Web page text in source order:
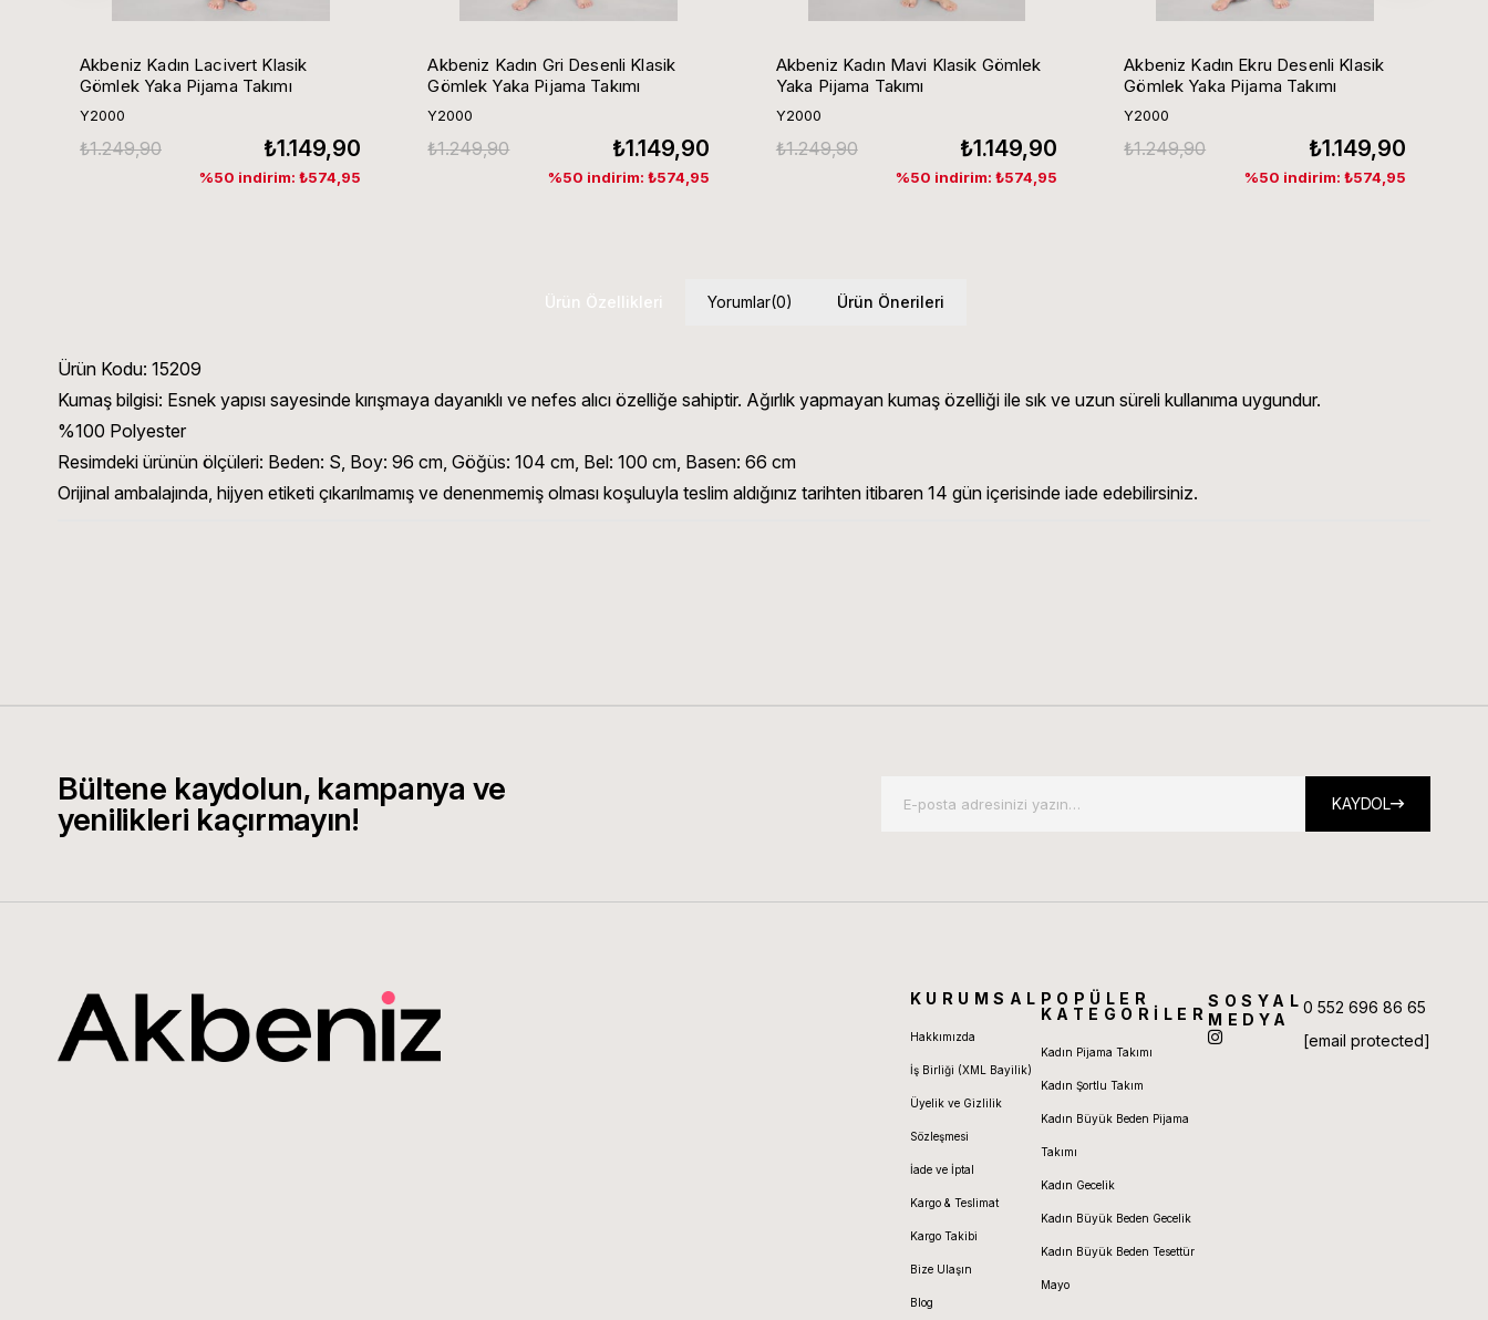
Akbeniz Kadın Lacivert Klasik
Gömlek Yaka Pijama Takımı
Y2000
₺1.149,90
₺1.249,90
%50 indirim: ₺574,95
Akbeniz Kadın Gri Desenli Klasik
Gömlek Yaka Pijama Takımı
Y2000
₺1.149,90
₺1.249,90
%50 indirim: ₺574,95
Akbeniz Kadın Mavi Klasik Gömlek
Yaka Pijama Takımı
Y2000
₺1.149,90
₺1.249,90
%50 indirim: ₺574,95
Akbeniz Kadın Ekru Desenli Klasik
Gömlek Yaka Pijama Takımı
Y2000
₺1.149,90
₺1.249,90
%50 indirim: ₺574,95
Ürün Özellikleri Yorumlar(0) Ürün Önerileri
Ürün Kodu: 15209
Kumaş bilgisi: Esnek yapısı sayesinde kırışmaya dayanıklı ve nefes alıcı özelliğe sahiptir. Ağırlık yapmayan kumaş özelliği ile sık ve uzun süreli kullanıma uygundur.
%100 Polyester
Resimdeki ürünün ölçüleri: Beden: S, Boy: 96 cm, Göğüs: 104 cm, Bel: 100 cm, Basen: 66 cm
Orijinal ambalajında, hijyen etiketi çıkarılmamış ve denenmemiş olması koşuluyla teslim aldığınız tarihten itibaren 14 gün içerisinde iade edebilirsiniz.
Bültene kaydolun, kampanya ve
yenilikleri kaçırmayın!
KAYDOL
KURUMSAL
Hakkımızda
İş Birliği (XML Bayilik)
Üyelik ve Gizlilik
Sözleşmesi
İade ve İptal
Kargo & Teslimat
Kargo Takibi
Bize Ulaşın
Blog
POPÜLER
KATEGORİLER
Kadın Pijama Takımı
Kadın Şortlu Takım
Kadın Büyük Beden Pijama
Takımı
Kadın Gecelik
Kadın Büyük Beden Gecelik
Kadın Büyük Beden Tesettür
Mayo
SOSYAL
MEDYA
0 552 696 86 65
[email protected]